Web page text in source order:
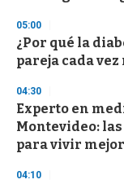
3
s
e
c
n
d
s
05:00
¿Por qué la
pareja cada vez
04:30
Experto en
Montevideo:
para vivir mejor
04:10